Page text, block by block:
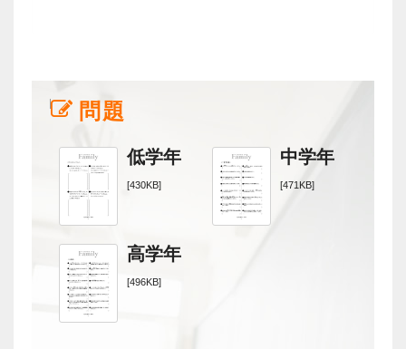
問題
低学年
[430KB]
中学年
[471KB]
高学年
[496KB]